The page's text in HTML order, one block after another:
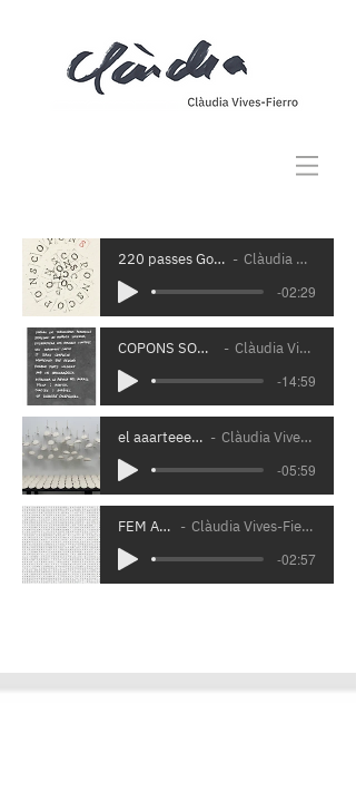
220 passes Gorg d'en Nafre
Clàudia Vives-Fierro
-02:29
COPONS SOUNDWALK
Clàudia Vives-Fierro
-14:59
el aaarteee ées...
Clàudia Vives-Fierro
-05:59
FEM ART
Clàudia Vives-Fierro
-02:57